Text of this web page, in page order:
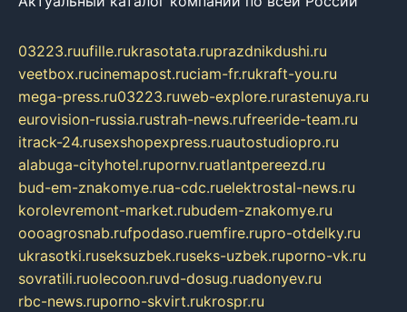
03223.ruufille.rukrasotata.ruprazdnikdushi.ru
veetbox.rucinemapost.ruciam-fr.rukraft-you.ru
mega-press.ru03223.ruweb-explore.rurastenuya.ru
eurovision-russia.rustrah-news.rufreeride-team.ru
itrack-24.rusexshopexpress.ruautostudiopro.ru
alabuga-cityhotel.rupornv.ruatlantpereezd.ru
bud-em-znakomye.rua-cdc.ruelektrostal-news.ru
korolevremont-market.rubudem-znakomye.ru
oooagrosnab.rufpodaso.ruemfire.rupro-otdelky.ru
ukrasotki.ruseksuzbek.ruseks-uzbek.ruporno-vk.ru
sovratili.ruolecoon.ruvd-dosug.ruadonyev.ru
rbc-news.ruporno-skvirt.rukrospr.ru